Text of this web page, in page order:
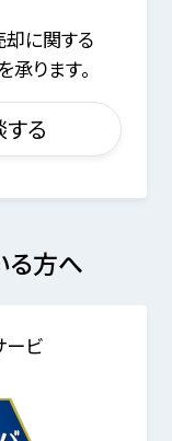
却に関する
ります。
る
る方へ
ービ